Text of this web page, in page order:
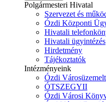
Polgármesteri Hivatal
Szervezet és
Ózdi Központi
Hivatali
Hivatali ügyintézés
Hirdetmény
Tájékoztatók
Intézményeink
Ózdi
ÓTSZEGYII
Ózdi Városi